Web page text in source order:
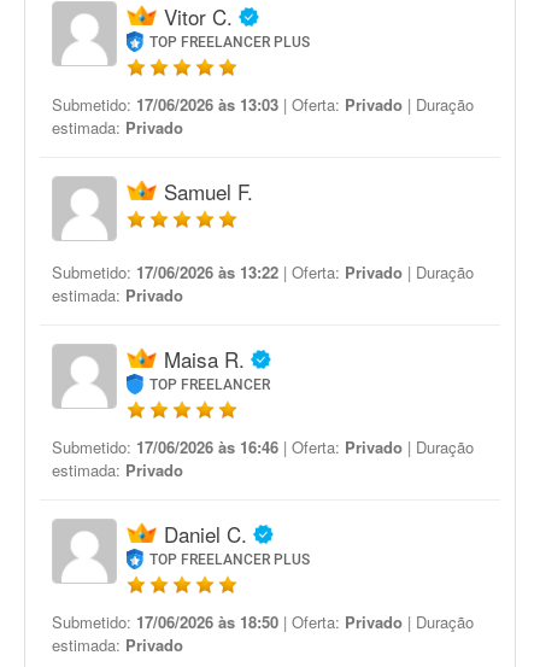
Vitor C.
TOP FREELANCER PLUS
Submetido: 17/06/2026 às 13:03 | Oferta: Privado | Duração
estimada: Privado
Samuel F.
Submetido: 17/06/2026 às 13:22 | Oferta: Privado | Duração
estimada: Privado
Maisa R.
TOP FREELANCER
Submetido: 17/06/2026 às 16:46 | Oferta: Privado | Duração
estimada: Privado
Daniel C.
TOP FREELANCER PLUS
Submetido: 17/06/2026 às 18:50 | Oferta: Privado | Duração
estimada: Privado